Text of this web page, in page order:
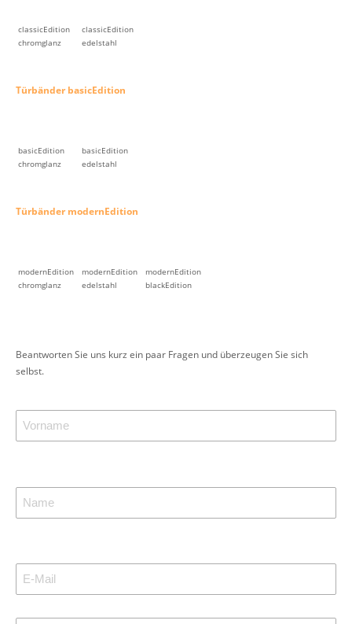
classicEdition
chromglanz
classicEdition
edelstahl
Türbänder basicEdition
basicEdition
chromglanz
basicEdition
edelstahl
Türbänder modernEdition
modernEdition
chromglanz
modernEdition
edelstahl
modernEdition
blackEdition
Beantworten Sie uns kurz ein paar Fragen und überzeugen Sie sich
selbst.